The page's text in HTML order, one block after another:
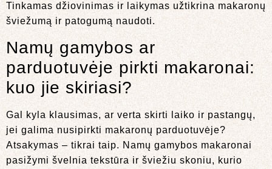
Tinkamas džiovinimas ir laikymas užtikrina makaronų
šviežumą ir patogumą naudoti.
Namų gamybos ar
parduotuvėje pirkti makaronai:
kuo jie skiriasi?
Gal kyla klausimas, ar verta skirti laiko ir pastangų,
jei galima nusipirkti makaronų parduotuvėje?
Atsakymas – tikrai taip. Namų gamybos makaronai
pasižymi švelnia tekstūra ir šviežiu skoniu, kurio